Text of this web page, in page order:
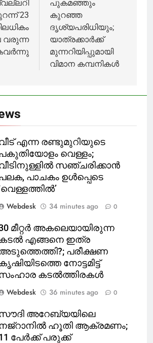
23
വരുന്ന
പുകമഞ്ഞും
കുറഞ്ഞ
ദൃശ്യപരിധിയും;
യാത്രക്കാർക്ക്
മുന്നറിയിപ്പുമായി
വിമാന കമ്പനികൾ
എന്ന രണ്ടുമുറിയുടെ
വെള്ളം;
സഞ്ചരിക്കാൻ
പാചകം ഉൾപ്പെടെ
Webdesk
34 minutes ago 0
മീറ്റർ അകലെയായിരുന്ന
എങ്ങനെ ഇത്ര
പരീക്ഷണ
നോട്ടമിട്ട്
കടൽത്തിരകൾ
Webdesk
36 minutes ago 0
അറേബ്യയിലെ
ഹൂതി ആക്രമണം;
പേര്‍ക്ക് പരുക്ക്